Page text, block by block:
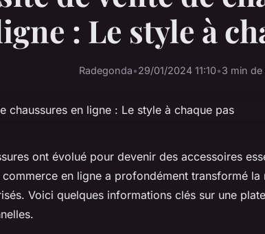
: Le style à
Radegonda•29/01/2024 11:10•3 min de
ont évolué pour devenir des accessoires
en ligne a profondément transformé
Voici quelques informations clés sur une